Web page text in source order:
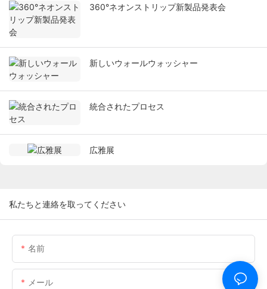
360°ネオンストリップ新製品発表会
新しいウォールウォッシャー
統合されたプロセス
広雅展
私たちと連絡を取ってください
名前
メール